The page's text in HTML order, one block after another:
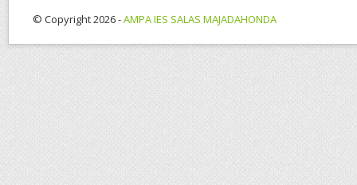
© Copyright 2026 -AMPA IES SALAS MAJADAHONDA